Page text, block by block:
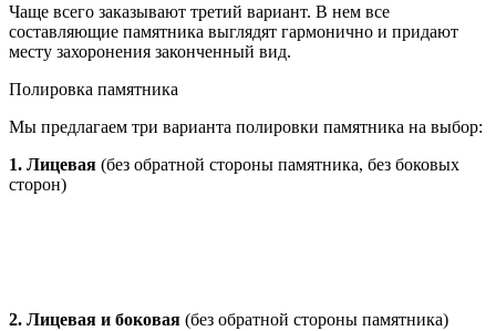
Чаще всего заказывают третий вариант. В нем все
составляющие памятника выглядят гармонично и придают
месту захоронения законченный вид.
Полировка памятника
Мы предлагаем три варианта полировки памятника на выбор:
1. Лицевая (без обратной стороны памятника, без боковых
сторон)
2. Лицевая и боковая (без обратной стороны памятника)